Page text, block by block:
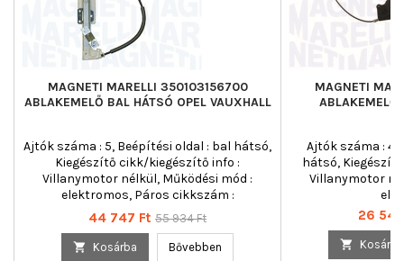
MAGNETI MARELLI 350103156700
ABLAKEMELŐ BAL HÁTSÓ OPEL VAUXHALL
Ajtók száma : 5, Beépítési oldal : bal hátsó,
Kiegészítő cikk/kiegészítő info :
Villanymotor nélkül, Működési mód :
elektromos, Páros cikkszám :
350103156800
Ár
44 747 Ft Normál
55 934 Ft
 Kosárba Bővebben
MAGNETI
ABLAKEMELŐ
Ajtók száma : 4,
hátsó,
Villanymotor
Ár
26
 Kosárba